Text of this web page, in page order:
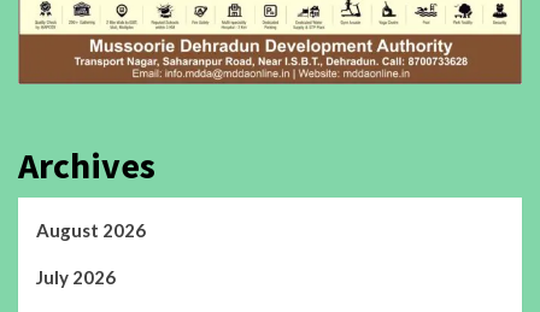
Archives
August 2026
July 2026